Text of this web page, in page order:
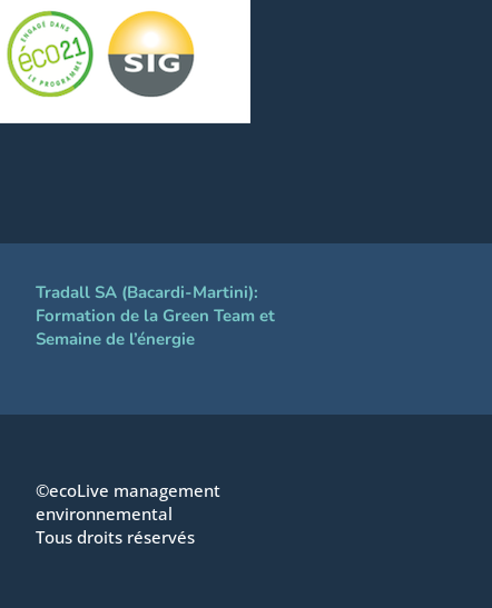
Tradall SA (Bacardi-Martini):
Formation de la Green Team et
Semaine de l’énergie
©ecoLive management
environnemental
Tous droits réservés